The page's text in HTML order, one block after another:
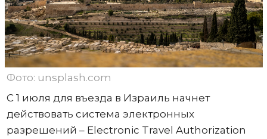
Фото: unsplash.com
С 1 июля для въезда в Израиль начнет
действовать система электронных
разрешений – Electronic Travel Authorization